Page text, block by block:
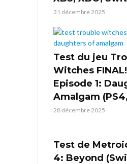
31 décembre 2025
Test du jeu
Witches
Episode 1:
Amalgam
28 décembre 2025
Test de
4: Beyond